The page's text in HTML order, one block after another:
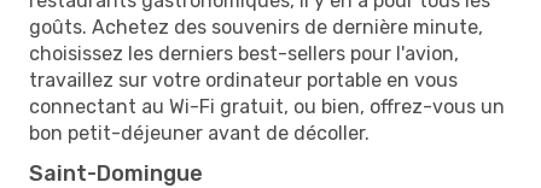
goûts. Achetez des souvenirs de dernière minute,
choisissez les derniers best-sellers pour l'avion,
travaillez sur votre ordinateur portable en vous
connectant au Wi-Fi gratuit, ou bien, offrez-vous un
bon petit-déjeuner avant de décoller.
Saint-Domingue